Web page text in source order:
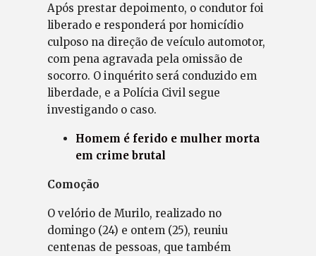
Após prestar depoimento, o condutor foi
liberado e responderá por homicídio
culposo na direção de veículo automotor,
com pena agravada pela omissão de
socorro. O inquérito será conduzido em
liberdade, e a Polícia Civil segue
investigando o caso.
Homem é ferido e mulher morta
em crime brutal
Comoção
O velório de Murilo, realizado no
domingo (24) e ontem (25), reuniu
centenas de pessoas, que também